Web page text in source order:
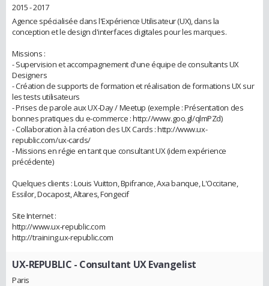
2015 - 2017
Agence spécialisée dans l'Expérience Utilisateur (UX), dans la
conception et le design d'interfaces digitales pour les marques.
Missions :
- Supervision et accompagnement d'une équipe de consultants UX
Designers
- Création de supports de formation et réalisation de formations UX sur
les tests utilisateurs
- Prises de parole aux UX-Day / Meetup (exemple : Présentation des
bonnes pratiques du e-commerce : http://www.goo.gl/qlmPZd)
- Collaboration à la création des UX Cards : http://www.ux-
republic.com/ux-cards/
- Missions en régie en tant que consultant UX (idem expérience
précédente)
Quelques clients : Louis Vuitton, Bpifrance, Axa banque, L'Occitane,
Essilor, Docapost, Altares, Fongecif
Site Internet :
http://www.ux-republic.com
http://training.ux-republic.com
UX-REPUBLIC - Consultant UX Evangelist
Paris